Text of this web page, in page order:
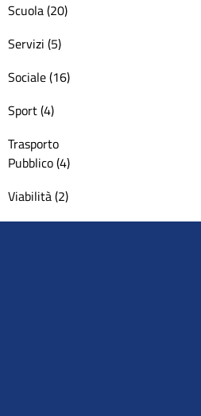
Scuola (20)
Servizi (5)
Sociale (16)
Sport (4)
Trasporto
Pubblico (4)
Viabilità (2)